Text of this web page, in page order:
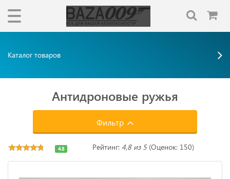
Каталог товаров
Антидроновые ружья
Фильтр
4.8 Рейтинг: 4,8 из 5(Оценок: 150)